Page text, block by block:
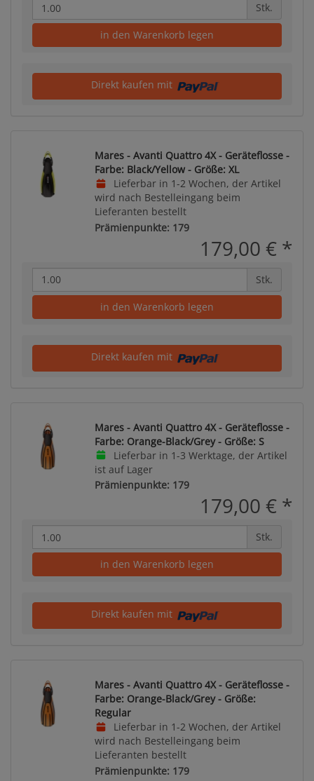
Stk.
in den Warenkorb legen
Direkt kaufen mit
Mares - Avanti Quattro 4X - Geräteflosse -
Farbe: Black/Yellow - Größe: XL
Lieferbar in 1-2 Wochen, der Artikel
wird nach Bestelleingang beim
Lieferanten bestellt
Prämienpunkte: 179
179,00 € *
Stk.
in den Warenkorb legen
Direkt kaufen mit
Mares - Avanti Quattro 4X - Geräteflosse -
Farbe: Orange-Black/Grey - Größe: S
Lieferbar in 1-3 Werktage, der Artikel
ist auf Lager
Prämienpunkte: 179
179,00 € *
Stk.
in den Warenkorb legen
Direkt kaufen mit
Mares - Avanti Quattro 4X - Geräteflosse -
Farbe: Orange-Black/Grey - Größe:
Regular
Lieferbar in 1-2 Wochen, der Artikel
wird nach Bestelleingang beim
Lieferanten bestellt
Prämienpunkte: 179